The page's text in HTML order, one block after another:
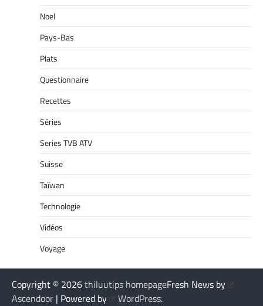
Noel
Pays-Bas
Plats
Questionnaire
Recettes
Séries
Series TVB ATV
Suisse
Taïwan
Technologie
Vidéos
Voyage
Copyright © 2026thiluutips homepageFresh News by
Ascendoor | Powered by WordPress.